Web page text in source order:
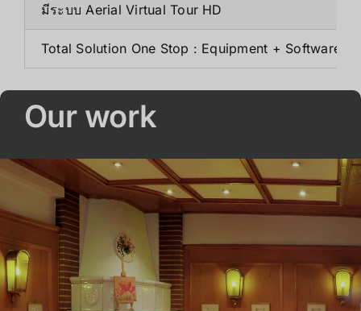
มีระบบ Aerial Virtual Tour HD
Total Solution One Stop : Equipment + Software+
Our work